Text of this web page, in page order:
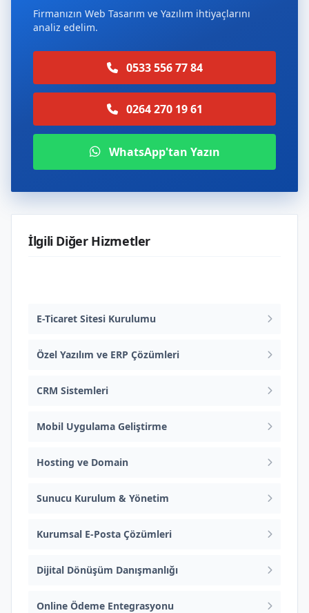
Firmanızın Web Tasarım ve Yazılım ihtiyaçlarını
analiz edelim.
0533 556 77 84
0264 270 19 61
WhatsApp'tan Yazın
İlgili Diğer Hizmetler
E-Ticaret Sitesi Kurulumu
Özel Yazılım ve ERP Çözümleri
CRM Sistemleri
Mobil Uygulama Geliştirme
Hosting ve Domain
Sunucu Kurulum & Yönetim
Kurumsal E-Posta Çözümleri
Dijital Dönüşüm Danışmanlığı
Online Ödeme Entegrasyonu